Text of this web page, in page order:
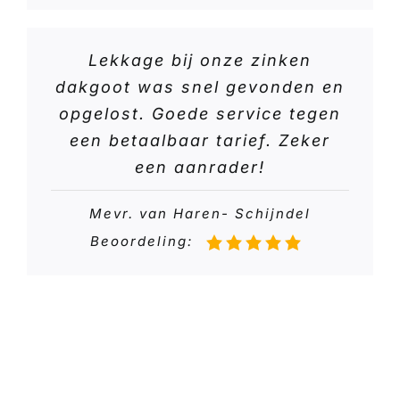
Lekkage bij onze zinken
dakgoot was snel gevonden en
opgelost. Goede service tegen
een betaalbaar tarief. Zeker
een aanrader!
Mevr. van Haren- Schijndel
Beoordeling: